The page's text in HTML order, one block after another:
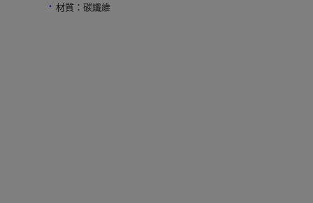
． 材質：碳纖維